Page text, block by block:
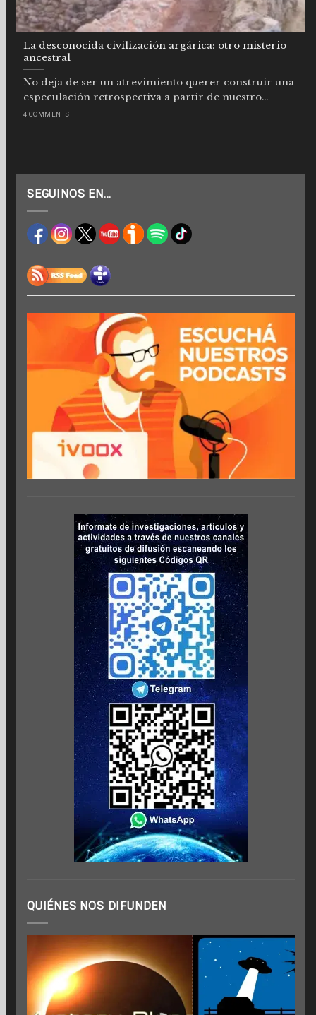
La desconocida civilización argárica: otro misterio
ancestral
No deja de ser un atrevimiento querer construir una
especulación retrospectiva a partir de nuestro...
4 COMMENTS
SEGUINOS EN…
QUIÉNES NOS DIFUNDEN